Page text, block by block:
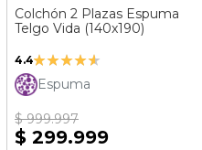
Colchón 2 Plazas Espuma
Telgo Vida (140x190)
4.4Valoración:
87%
Espuma
$ 999.997
$ 299.999